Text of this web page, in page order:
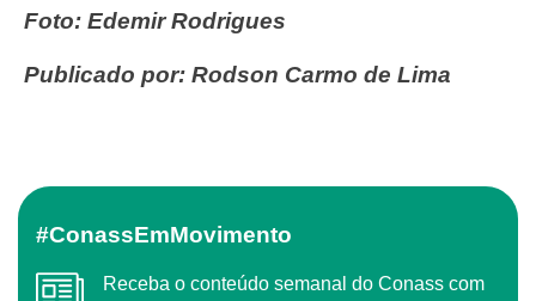
Foto: Edemir Rodrigues
Publicado por: Rodson Carmo de Lima
#ConassEmMovimento
Receba o conteúdo semanal do Conass com